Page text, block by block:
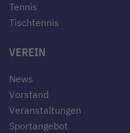
Tennis
Tischtennis
VEREIN
News
Vorstand
Veranstaltungen
Sportangebot